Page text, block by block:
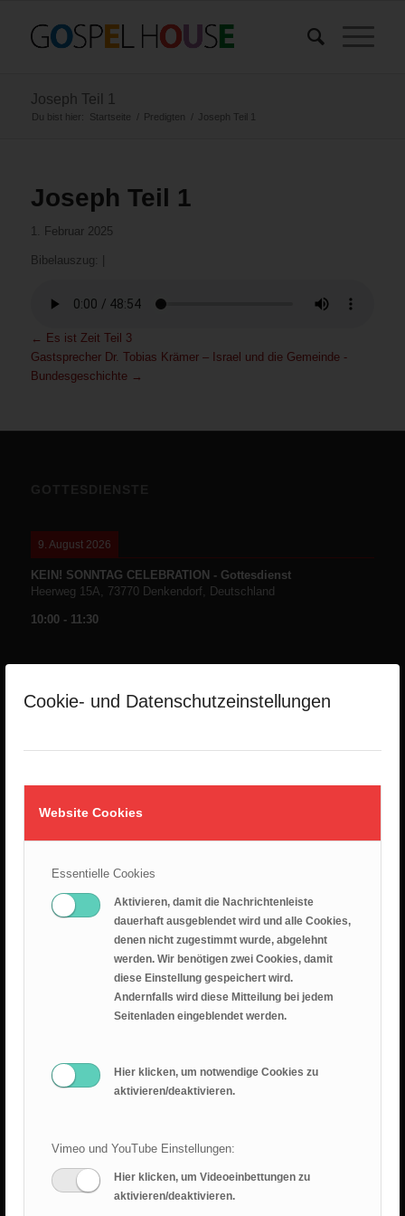
Cookie- und Datenschutzeinstellungen
Website Cookies
Essentielle Cookies
Aktivieren, damit die Nachrichtenleiste
dauerhaft ausgeblendet wird und alle Cookies,
denen nicht zugestimmt wurde, abgelehnt
werden. Wir benötigen zwei Cookies, damit
diese Einstellung gespeichert wird.
Andernfalls wird diese Mitteilung bei jedem
Seitenladen eingeblendet werden.
Hier klicken, um notwendige Cookies zu
aktivieren/deaktivieren.
Vimeo und YouTube Einstellungen:
Hier klicken, um Videoeinbettungen zu
aktivieren/deaktivieren.
Joseph Teil 1
Du bist hier: Startseite / Predigten / Joseph Teil 1
Joseph Teil 1
1. Februar 2025
Bibelauszug:
← Es ist Zeit Teil 3
Gastsprecher Dr. Tobias Krämer – Israel und die Gemeinde -
Bundesgeschichte →
9. August 2026
KEIN! SONNTAG CELEBRATION - Gottesdienst
Heerweg 15A, 73770 Denkendorf, Deutschland
10:00- 11:30
NEUESTE PREDIGTEN
Predigt 2026.07.19 – Epheserbief Kap. 6
18. Juli 2026
Epheserbrief Teil 5
Epheserbrief Teil 4
RANGER BLOG